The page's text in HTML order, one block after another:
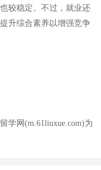
较稳定。不过，就业还
升综合素养以增强竞争
学网(m.61liuxue.com)为